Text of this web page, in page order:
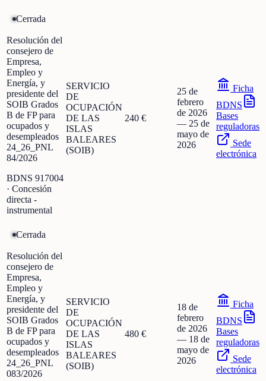
Cerrada
Resolución del
consejero de
Empresa,
Empleo y
Energía, y
presidente del
SOIB Grados
B de FP para
ocupados y
desempleados
24_26_PNL
84/2026
BDNS 917004
· Concesión
directa -
instrumental
SERVICIO
DE
OCUPACIÓN
DE LAS
ISLAS
BALEARES
(SOIB)
240 €
25 de
febrero
de 2026
— 25 de
mayo de
2026
Ficha
BDNS
Bases
reguladoras
Sede
electrónica
Cerrada
Resolución del
consejero de
Empresa,
Empleo y
Energía, y
presidente del
SOIB Grados
B de FP para
ocupados y
desempleados
24_26_PNL
083/2026
SERVICIO
DE
OCUPACIÓN
DE LAS
ISLAS
BALEARES
(SOIB)
480 €
18 de
febrero
de 2026
— 18 de
mayo de
2026
Ficha
BDNS
Bases
reguladoras
Sede
electrónica